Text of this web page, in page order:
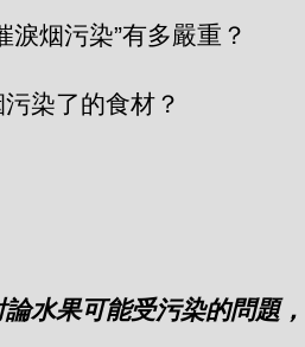
淚烟污染”有多嚴重？
染了的食材？
水果可能受污染的問題